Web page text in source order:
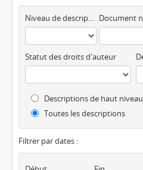
Niveau de description
Statut des droits d'auteur
Descriptions de haut niveau
Toutes les descriptions
Filtrer par dates :